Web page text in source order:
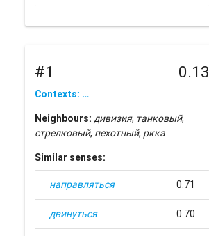
#1 0.13
Contexts: …
Neighbours: дивизия, танковый,
стрелковый, пехотный, ркка
Similar senses:
направляться 0.71
двинуться 0.70